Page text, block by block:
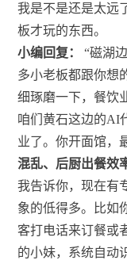
我是不是还是太远
板才玩的东西。
小编回复：
“磁湖
多小老板都跟你想
细琢磨一下，餐饮
咱们黄石这边的AI
业了。你开面馆，
混乱、后厨出餐效
我告诉你，现在有
象的低得多。比如
客打电话来订餐或
的小妹，系统自动